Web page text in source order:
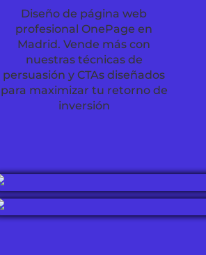
Diseño de página web
profesional OnePage en
Madrid. Vende más con
nuestras técnicas de
persuasión y CTAs diseñados
para maximizar tu retorno de
inversión